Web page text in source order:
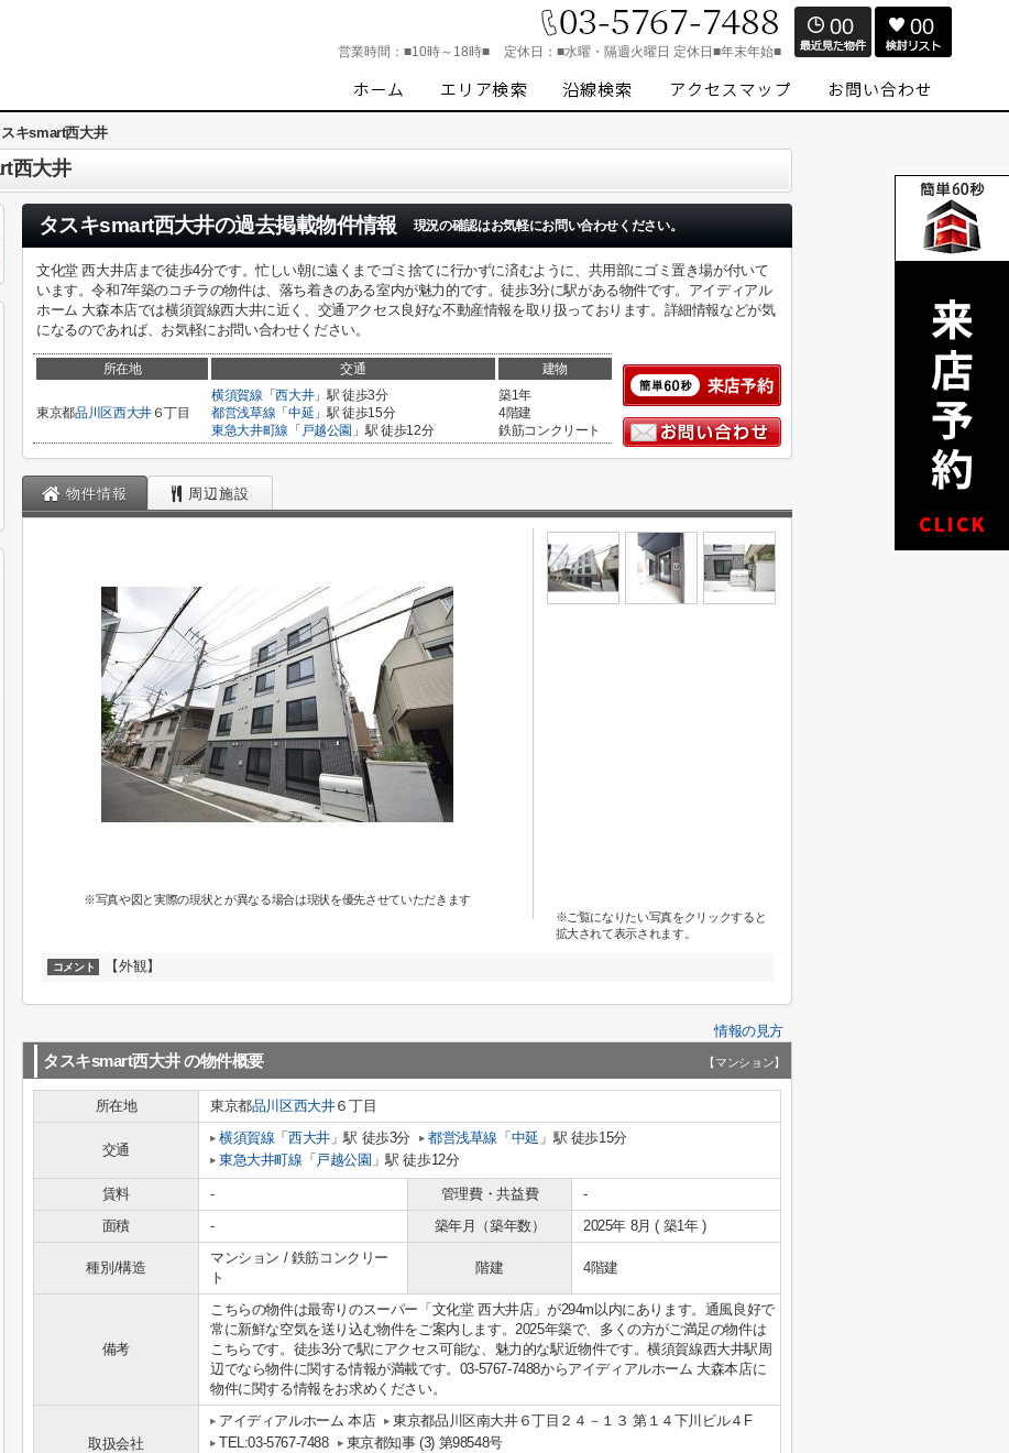
営業時間： ■10時～18時■ 定休日： ■水曜・隔週火曜日 定休日■年末年始■
00 00
スキsmart西大井
西大井
タスキsmart西大井の過去掲載物件情報 現況の確認はお気軽にお問い合わせください。
文化堂 西大井店まで徒歩4分です。忙しい朝に遠くまでゴミ捨てに行かずに済むように、共用部にゴミ置き場が付いて
います。令和7年築のコチラの物件は、落ち着きのある室内が魅力的です。徒歩3分に駅がある物件です。アイディアル
ホーム 大森本店では横須賀線西大井に近く、交通アクセス良好な不動産情報を取り扱っております。詳細情報などが気
になるのであれば、お気軽にお問い合わせください。
所在地 交通 建物
東京都品川区西大井６丁目
横須賀線 「西大井」駅 徒歩3分
都営浅草線 「 中延 」駅 徒歩15分
東急大井町線 「 戸越公園 」駅 徒歩12分
築1年
4階建
鉄筋コンクリート
物件情報 周辺施設
※写真や図と実際の現状とが異なる場合は現状を優先させていただきます
※ご覧になりたい写真をクリックすると
拡大されて表示されます。
コメント 【外観】
情報の見方
タスキsmart西大井の物件概要 【マンション】
所在地 東京都品川区西大井６丁目
交通
横須賀線 「西大井」駅 徒歩3分 都営浅草線 「 中延 」駅 徒歩15分
東急大井町線 「 戸越公園 」駅 徒歩12分
賃料 - 管理費・共益費
-
面積
- 築年月（築年数） 2025年 8月 ( 築1年 )
種別/構造
マンション / 鉄筋コンクリー
ト
階建 4階建
備考
こちらの物件は最寄りのスーパー「文化堂 西大井店」が294m以内にあります。通風良好で
常に新鮮な空気を送り込む物件をご案内します。2025年築で、多くの方がご満足の物件は
こちらです。徒歩3分で駅にアクセス可能な、魅力的な駅近物件です。横須賀線西大井駅周
辺でなら物件に関する情報が満載です。03-5767-7488からアイディアルホーム 大森本店に
物件に関する情報をお求めください。
取扱会社
アイディアルホーム 本店
東京都品川区南大井６丁目２４－１３ 第１４下川ビル４F
TEL:03-5767-7488
東京都知事 (3) 第98548号